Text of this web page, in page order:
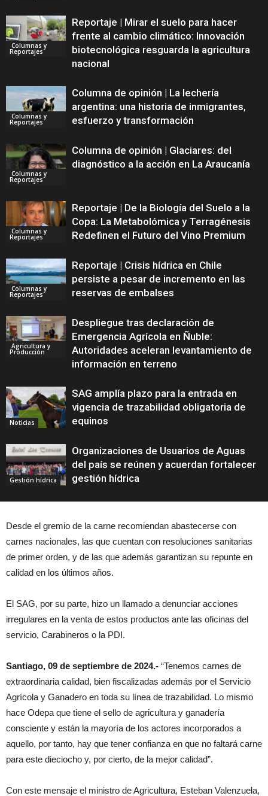
Columnas y
Reportajes
Reportaje | Mirar el suelo para hacer
frente al cambio climático: Innovación
biotecnológica resguarda la agricultura
nacional
Columnas y
Reportajes
Columna de opinión | La lechería
argentina: una historia de inmigrantes,
esfuerzo y transformación
Columnas y
Reportajes
Columna de opinión | Glaciares: del
diagnóstico a la acción en La Araucanía
Columnas y
Reportajes
Reportaje | De la Biología del Suelo a la
Copa: La Metabolómica y Terragénesis
Redefinen el Futuro del Vino Premium
Columnas y
Reportajes
Reportaje | Crisis hídrica en Chile
persiste a pesar de incremento en las
reservas de embalses
Agricultura y
Producción
Despliegue tras declaración de
Emergencia Agrícola en Ñuble:
Autoridades aceleran levantamiento de
información en terreno
Noticias
SAG amplía plazo para la entrada en
vigencia de trazabilidad obligatoria de
equinos
Gestión hídrica
Organizaciones de Usuarios de Aguas
del país se reúnen y acuerdan fortalecer
gestión hídrica
Desde el gremio de la carne recomiendan abastecerse con
carnes nacionales, las que cuentan con resoluciones sanitarias
de primer orden, y de las que además garantizan su repunte en
calidad en los últimos años.
El SAG, por su parte, hizo un llamado a denunciar acciones
irregulares en la venta de estos productos ante las oficinas del
servicio, Carabineros o la PDI.
Santiago, 09 de septiembre de 2024.- “Tenemos carnes de
extraordinaria calidad, bien fiscalizadas además por el Servicio
Agrícola y Ganadero en toda su línea de trazabilidad. Lo mismo
hace Odepa que tiene el sello de agricultura y ganadería
consciente y están la mayoría de los actores incorporados a
aquello, por tanto, hay que tener confianza en que no faltará carne
para este dieciocho y, por cierto, de la mejor calidad”.
Con este mensaje el ministro de Agricultura, Esteban Valenzuela,